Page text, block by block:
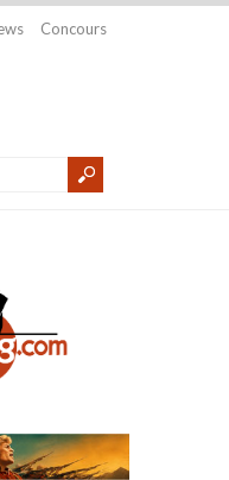
Concours